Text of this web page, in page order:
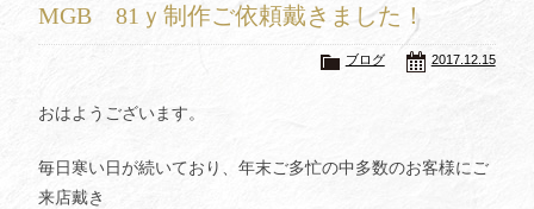
会社概要
MGB 81ｙ制作ご依頼戴きました！
2017.12.15
ブログ
おはようございます。
毎日寒い日が続いており、年末ご多忙の中多数のお客様にご
来店戴き